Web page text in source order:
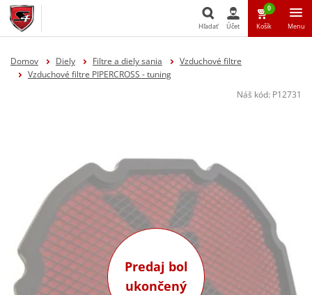
Hľadať Účet
0
Košík Menu
Domov Diely Filtre a diely sania
Vzduchové filtre
Vzduchové filtre PIPERCROSS - tuning
Náš kód: P12731
Predaj bol
ukončený